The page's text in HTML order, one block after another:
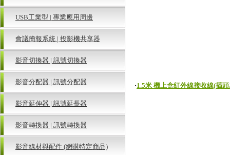
USB工業型 | 專業應用周邊
會議簡報系統 | 投影機共享器
影音切換器 | 訊號切換器
影音分配器 | 訊號分配器
影音延伸器 | 訊號延長器
影音轉換器 | 訊號轉換器
影音線材與配件 (網購特定商品)
‧1.5米 機上盒紅外線接收線(插